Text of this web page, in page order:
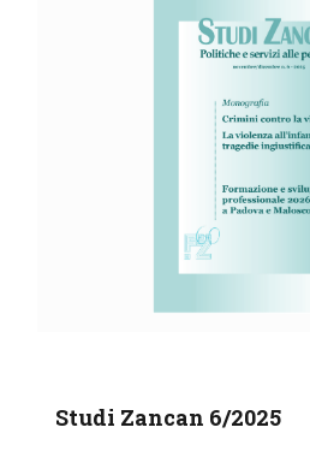
CARRELLO
Studi Zancan 6/2025